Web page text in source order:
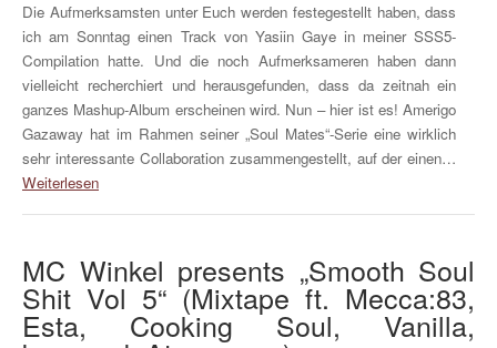
Die Aufmerksamsten unter Euch werden festegestellt haben, dass
ich am Sonntag einen Track von Yasiin Gaye in meiner SSS5-
Compilation hatte. Und die noch Aufmerksameren haben dann
vielleicht recherchiert und herausgefunden, dass da zeitnah ein
ganzes Mashup-Album erscheinen wird. Nun – hier ist es! Amerigo
Gazaway hat im Rahmen seiner „Soul Mates“-Serie eine wirklich
sehr interessante Collaboration zusammengestellt, auf der einen…
Weiterlesen
MC Winkel presents „Smooth Soul
Shit Vol 5“ (Mixtape ft. Mecca:83,
Esta, Cooking Soul, Vanilla,